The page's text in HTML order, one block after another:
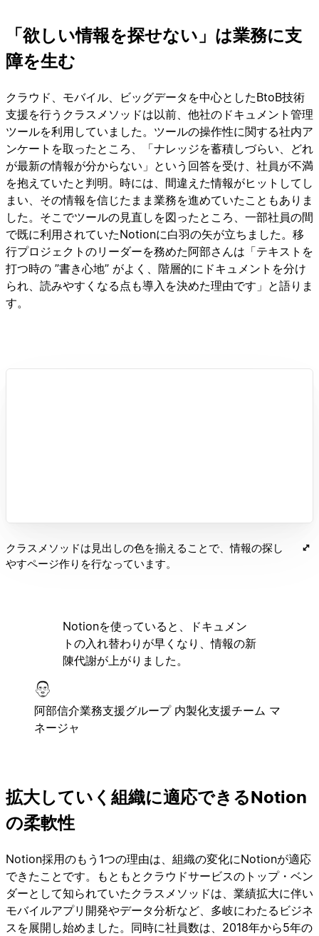
「欲しい情報を探せない」は業務に支
障を生む
クラウド、モバイル、ビッグデータを中心としたBtoB技術
支援を行うクラスメソッドは以前、他社のドキュメント管理
ツールを利用していました。ツールの操作性に関する社内ア
ンケートを取ったところ、「ナレッジを蓄積しづらい、どれ
が最新の情報が分からない」という回答を受け、社員が不満
を抱えていたと判明。時には、間違えた情報がヒットしてし
まい、その情報を信じたまま業務を進めていたこともありま
した。そこでツールの見直しを図ったところ、一部社員の間
で既に利用されていたNotionに白羽の矢が立ちました。移
行プロジェクトのリーダーを務めた阿部さんは「テキストを
打つ時の ”書き心地” がよく、階層的にドキュメントを分け
られ、読みやすくなる点も導入を決めた理由です」と語りま
す。
クラスメソッドは見出しの色を揃えることで、情報の探し
やすページ作りを行なっています。
Notionを使っていると、ドキュメン
トの入れ替わりが早くなり、情報の新
陳代謝が上がりました。
阿部信介業務支援グループ 内製化支援チーム マ
ネージャ
拡大していく組織に適応できるNotion
の柔軟性
Notion採用のもう1つの理由は、組織の変化にNotionが適応
できたことです。もともとクラウドサービスのトップ・ベン
ダーとして知られていたクラスメソッドは、業績拡大に伴い
モバイルアプリ開発やデータ分析など、多岐にわたるビジネ
スを展開し始めました。同時に社員数は、2018年から5年の